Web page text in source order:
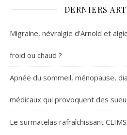
DERNIERS
Migraine, névralgie d’Arnold et
froid ou chaud ?
Apnée du sommeil, ménopause,
médicaux qui provoquent des
Le surmatelas rafraîchissant